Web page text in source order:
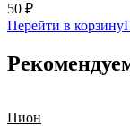
50 ₽
Перейти в корзину
Пион